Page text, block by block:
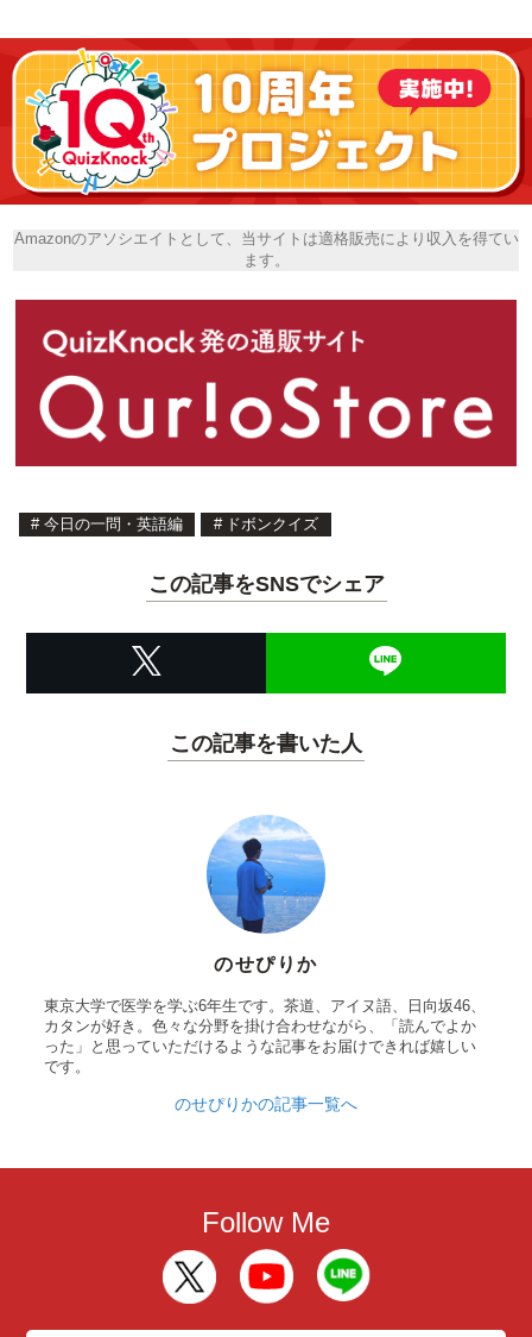
Amazonのアソシエイトとして、当サイトは適格販売により収入を得てい
ます。
# 今日の一問・英語編 # ドボンクイズ
この記事をSNSでシェア
この記事を書いた人
のせぴりか
東京大学で医学を学ぶ6年生です。茶道、アイヌ語、日向坂46、
カタンが好き。色々な分野を掛け合わせながら、「読んでよか
った」と思っていただけるような記事をお届けできれば嬉しい
です。
のせぴりかの記事一覧へ
Follow Me